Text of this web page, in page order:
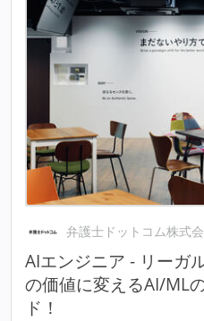
弁護士ドットコム株式
AIエンジニア - リーガ
の価値に変えるAI/ML
ド！